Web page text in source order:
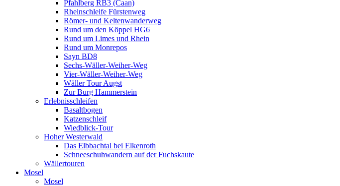
Pfahlberg RB3 (Caan)
Rheinschleife Fürstenweg
Römer- und Keltenwanderweg
Rund um den Köppel HG6
Rund um Limes und Rhein
Rund um Monrepos
Sayn BD8
Sechs-Wäller-Weiher-Weg
Vier-Wäller-Weiher-Weg
Wäller Tour Augst
Zur Burg Hammerstein
Erlebnisschleifen
Basaltbogen
Katzenschleif
Wiedblick-Tour
Hoher Westerwald
Das Elbbachtal bei Elkenroth
Schneeschuhwandern auf der Fuchskaute
Wällertouren
Mosel
Mosel